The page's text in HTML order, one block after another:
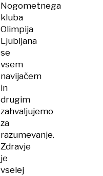
Nogometnega
kluba
Olimpija
Ljubljana
se
vsem
navijačem
in
drugim
zahvaljujemo
za
razumevanje.
Zdravje
je
vselej